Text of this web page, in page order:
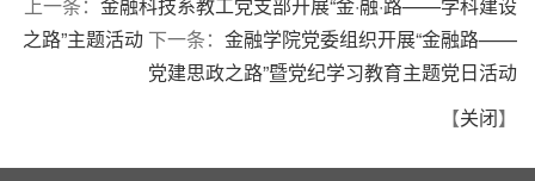
之路”主题活动 下一条： 金融学院党委组织开展“金融路——
党建思政之路”暨党纪学习教育主题党日活动
【关闭】